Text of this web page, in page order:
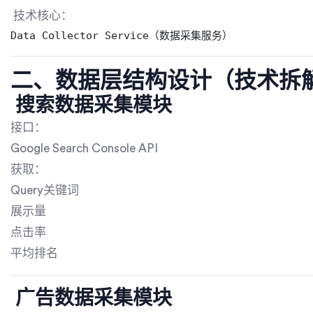
技术核心：
Data Collector Service（数据采集服务）
二、数据层结构设计（技术拆
搜索数据采集模块
接口：
Google Search Console API
获取：
Query关键词
展示量
点击率
平均排名
广告数据采集模块